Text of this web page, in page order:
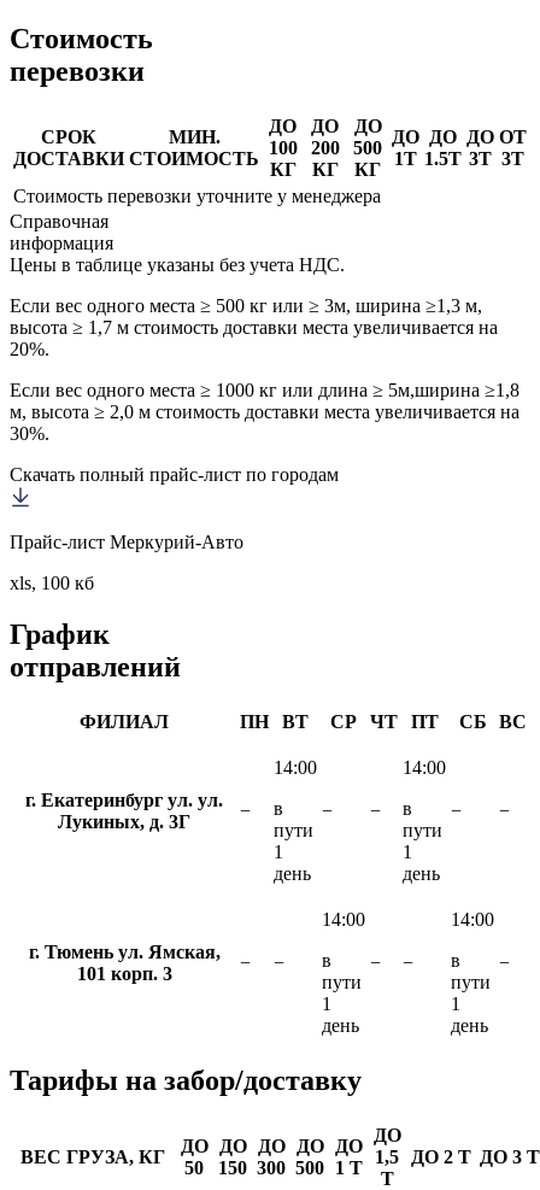
Стоимость
перевозки
СРОК
ДОСТАВКИ
МИН.
СТОИМОСТЬ
ДО
100
КГ
ДО
200
КГ
ДО
500
КГ
ДО
1Т
ДО
1.5Т
ДО
3Т
ОТ
3Т
Стоимость перевозки уточните у менеджера
Справочная
информация
Цены в таблице указаны без учета НДС.
Если вес одного места ≥ 500 кг или ≥ 3м, ширина ≥1,3 м,
высота ≥ 1,7 м стоимость доставки места увеличивается на
20%.
Если вес одного места ≥ 1000 кг или длина ≥ 5м,ширина ≥1,8
м, высота ≥ 2,0 м стоимость доставки места увеличивается на
30%.
Скачать полный прайс-лист по городам
Прайс-лист Меркурий-Авто
xls, 100 кб
График
отправлений
ФИЛИАЛ ПН ВТ СР ЧТ ПТ СБ ВС
г. Екатеринбург ул. ул.
Лукиных, д. 3Г
−
14:00
в
пути
1
день
− −
14:00
в
пути
1
день
− −
г. Тюмень ул. Ямская,
101 корп. 3
− −
14:00
в
пути
1
день
− −
14:00
в
пути
1
день
−
Тарифы на забор/доставку
ВЕС ГРУЗА, КГ
ДО
50
ДО
150
ДО
300
ДО
500
ДО
1 Т
ДО
1,5
Т
ДО 2 Т ДО 3 Т